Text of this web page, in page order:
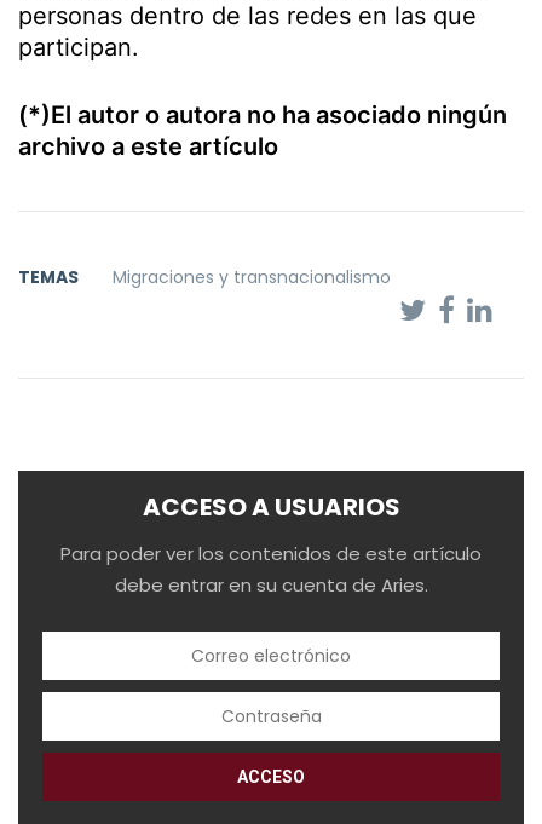
personas dentro de las redes en las que
participan.
(*)El autor o autora no ha asociado ningún
archivo a este artículo
TEMAS Migraciones y transnacionalismo
ACCESO A USUARIOS
Para poder ver los contenidos de este artículo
debe entrar en su cuenta de Aries.